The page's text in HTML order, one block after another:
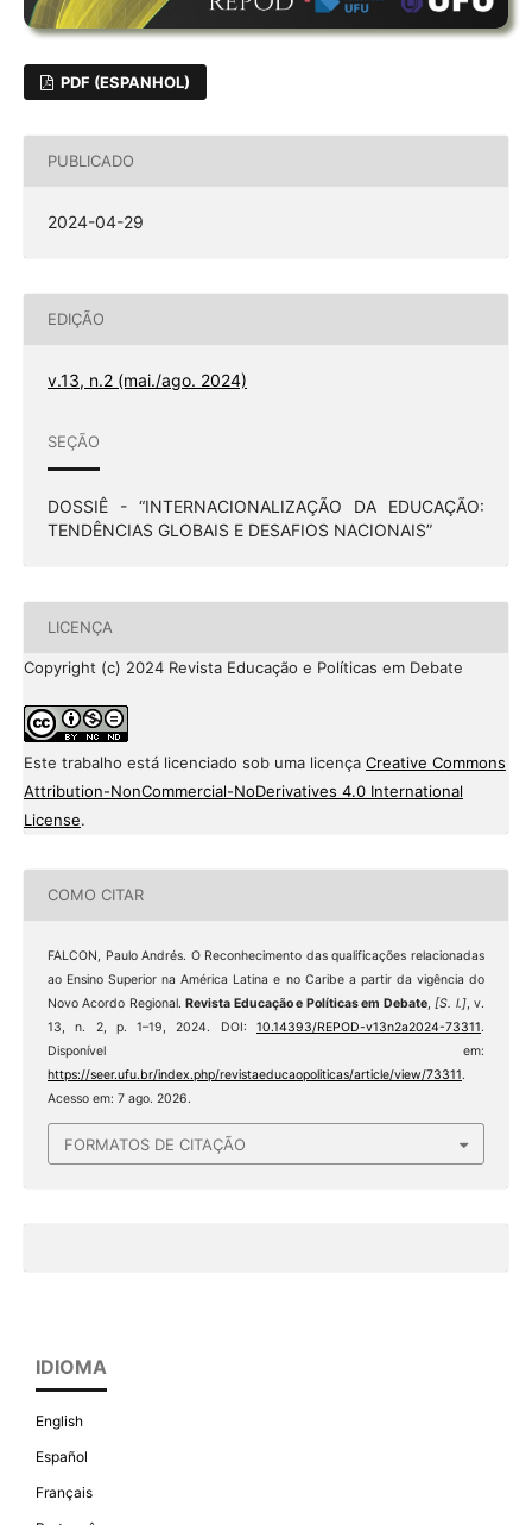
PDF (ESPANHOL)
PUBLICADO
2024-04-29
EDIÇÃO
v.13, n.2 (mai./ago. 2024)
SEÇÃO
DOSSIÊ - “INTERNACIONALIZAÇÃO DA EDUCAÇÃO:
TENDÊNCIAS GLOBAIS E DESAFIOS NACIONAIS”
LICENÇA
Copyright (c) 2024 Revista Educação e Políticas em Debate
Este trabalho está licenciado sob uma licença Creative Commons
Attribution-NonCommercial-NoDerivatives 4.0 International
License.
COMO CITAR
FALCON, Paulo Andrés. O Reconhecimento das qualificações relacionadas
ao Ensino Superior na América Latina e no Caribe a partir da vigência do
Novo Acordo Regional.Revista Educação e Políticas em Debate,[S. l.], v.
13, n. 2, p. 1–19, 2024. DOI:10.14393/REPOD-v13n2a2024-73311.
Disponível em:
https://seer.ufu.br/index.php/revistaeducaopoliticas/article/view/73311.
Acesso em: 7 ago. 2026.
FORMATOS DE CITAÇÃO
IDIOMA
English
Español
Français